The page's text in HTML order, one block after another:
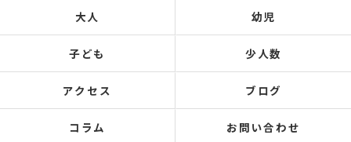
大人 幼児
子ども 少人数
アクセス ブログ
コラム お問い合わせ